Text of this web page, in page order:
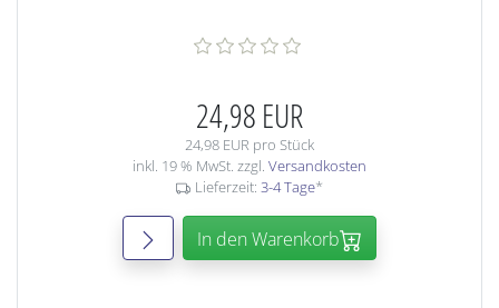
24,98 EUR
24,98 EUR pro Stück
inkl. 19 % MwSt. zzgl. Versandkosten
Lieferzeit: 3-4 Tage*
In den Warenkorb